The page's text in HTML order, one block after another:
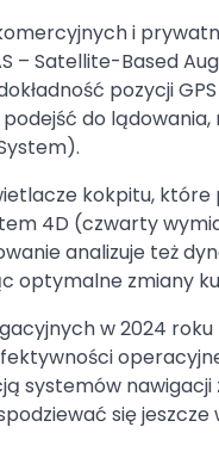
i
– Satellite-Based
pozycji
do
kokpitu,
4D (czwarty
analizuje też
optymalne zmiany
w 2024
systemów
się